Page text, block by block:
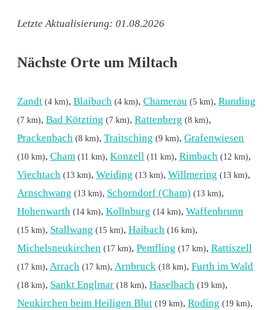
Letzte Aktualisierung: 01.08.2026
Nächste Orte um Miltach
Zandt (4 km), Blaibach (4 km), Chamerau (5 km), Runding
(7 km), Bad Kötzting (7 km), Rattenberg (8 km),
Prackenbach (8 km), Traitsching (9 km), Grafenwiesen
(10 km), Cham (11 km), Konzell (11 km), Rimbach (12 km),
Viechtach (13 km), Weiding (13 km), Willmering (13 km),
Arnschwang (13 km), Schorndorf (Cham) (13 km),
Hohenwarth (14 km), Kollnburg (14 km), Waffenbrunn
(15 km), Stallwang (15 km), Haibach (16 km),
Michelsneukirchen (17 km), Pemfling (17 km), Rattiszell
(17 km), Arrach (17 km), Arnbruck (18 km), Furth im Wald
(18 km), Sankt Englmar (18 km), Haselbach (19 km),
Neukirchen beim Heiligen Blut (19 km), Roding (19 km),